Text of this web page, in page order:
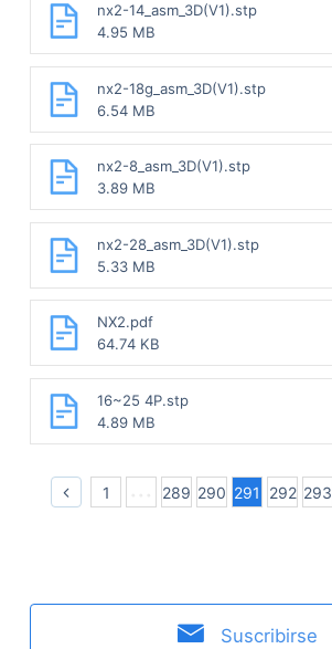
nx2-14_asm_3D(V1).stp
4.95 MB
nx2-18g_asm_3D(V1).stp
6.54 MB
nx2-8_asm_3D(V1).stp
3.89 MB
nx2-28_asm_3D(V1).stp
5.33 MB
NX2.pdf
64.74 KB
16~25 4P.stp
4.89 MB
1 289 290 291 292 293
Suscribirse